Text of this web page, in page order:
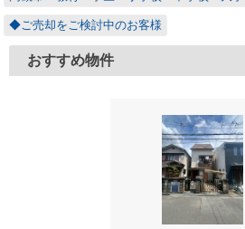
◆ご売却をご検討中のお客様
おすすめ物件